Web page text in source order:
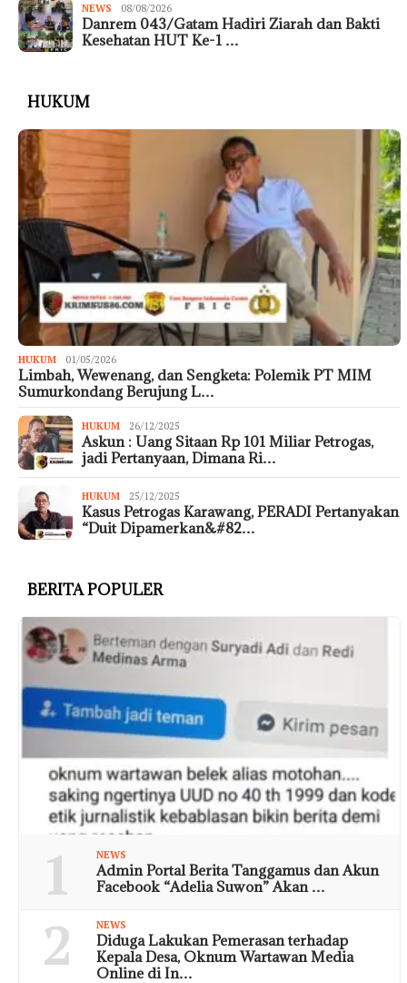
NEWS 08/08/2026
Danrem 043/Gatam Hadiri Ziarah dan Bakti
Kesehatan HUT Ke-1 …
HUKUM
HUKUM 01/05/2026
Limbah, Wewenang, dan Sengketa: Polemik PT MIM
Sumurkondang Berujung L…
HUKUM 26/12/2025
Askun : Uang Sitaan Rp 101 Miliar Petrogas,
jadi Pertanyaan, Dimana Ri…
HUKUM 25/12/2025
Kasus Petrogas Karawang, PERADI Pertanyakan
“Duit Dipamerkan&#82…
BERITA POPULER
1 NEWS
Admin Portal Berita Tanggamus dan Akun
Facebook “Adelia Suwon” Akan …
2 NEWS
Diduga Lakukan Pemerasan terhadap
Kepala Desa, Oknum Wartawan Media
Online di In…